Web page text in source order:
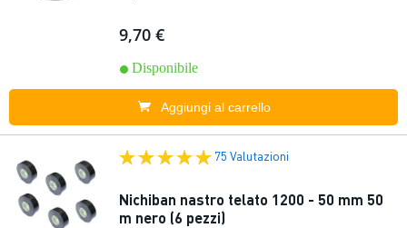
9,70 €
Disponibile
Aggiungi al carrello
75 Valutazioni
Nichiban nastro telato 1200 - 50 mm 50
m nero (6 pezzi)